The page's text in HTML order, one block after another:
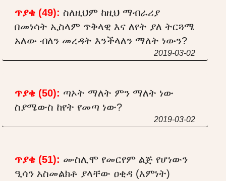
ጥያቄ (49): ስለዚህም ከዚህ ማብራሪያ
በመነሳት ኢስላም ጥቅላዊ እና ለየት ያለ ትርጓሜ
አለው ብለን መረዳት እንችላለን ማለት ነውን?
2019-03-02
ጥያቄ (50): ጣኦት ማለት ምን ማለት ነው
ስያሜውስ ከየት የመጣ ነው?
2019-03-02
ጥያቄ (51): ሙስሊሞ የመርየም ልጅ የሆነውን
ዒሳን አስመልክቶ ያላቸው ዐቂዳ (እምነት)